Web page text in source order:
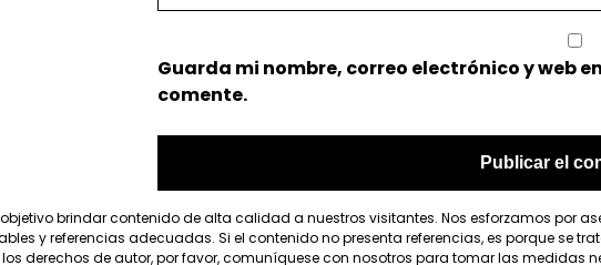
Guarda mi nombre, correo electrónico y web
comente.
brindar contenido de alta calidad a nuestros visitantes. Nos esforzamos por
y referencias adecuadas. Si el contenido no presenta referencias, es porque se
derechos de autor, por favor, comuníquese con nosotros para tomar las medidas